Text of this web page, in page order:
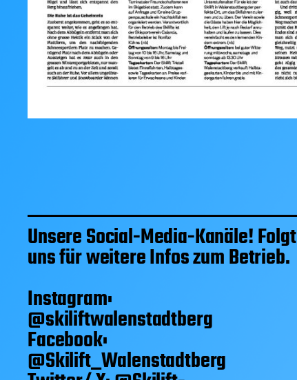
Unsere Social-Media-Kanäle! Folgt
uns für weitere Infos zum Betrieb.
Instagram:
@skiliftwalenstadtberg
Facebook:
@Skilift_Walenstadtberg